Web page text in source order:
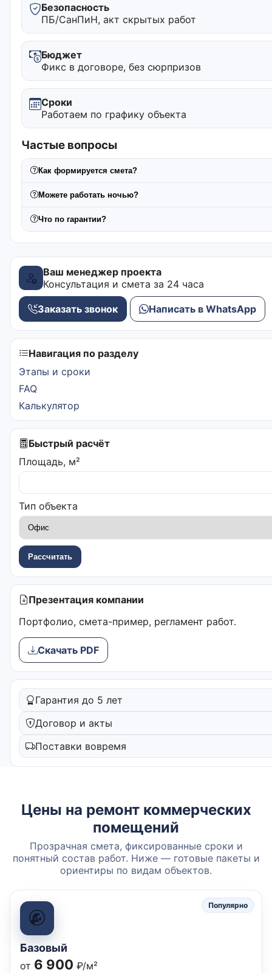
Безопасность
ПБ/СанПиН, акт скрытых работ
Бюджет
Фикс в договоре, без сюрпризов
Сроки
Работаем по графику объекта
Частые вопросы
Как формируется смета?
Можете работать ночью?
Что по гарантии?
Ваш менеджер проекта
Консультация и смета за 24 часа
Заказать звонок Написать в WhatsApp
Навигация по разделу
Этапы и сроки
FAQ
Калькулятор
Быстрый расчёт
Площадь, м²
Тип объекта
Рассчитать
Презентация компании
Портфолио, смета-пример, регламент работ.
Скачать PDF
Гарантия до 5 лет
Договор и акты
Поставки вовремя
Цены на ремонт коммерческих
помещений
Прозрачная смета, фиксированные сроки и
понятный состав работ. Ниже — готовые пакеты и
ориентиры по видам объектов.
Популярно
Базовый
от 6 900 ₽/м²